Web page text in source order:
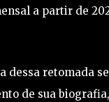
a partir de
dessa retomada
de sua